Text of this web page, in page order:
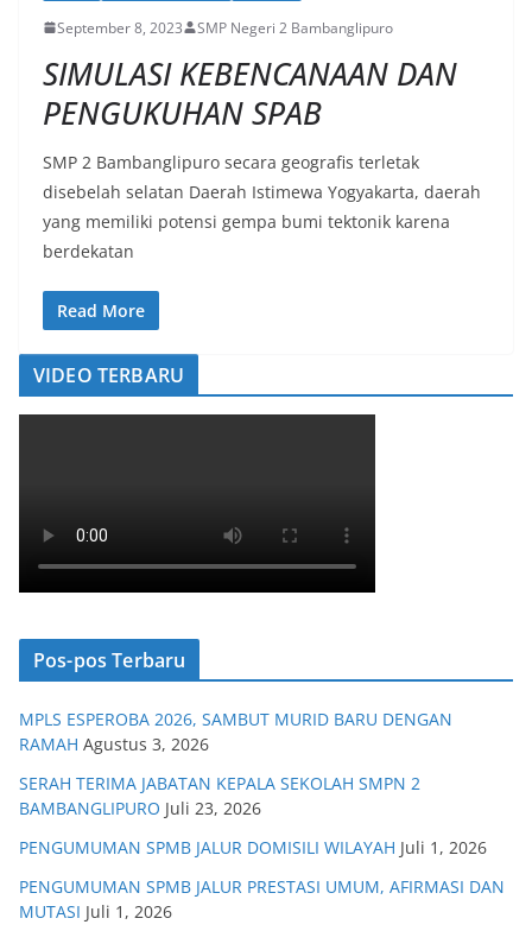
September 8, 2023 SMP Negeri 2 Bambanglipuro
SIMULASI KEBENCANAAN DAN
PENGUKUHAN SPAB
SMP 2 Bambanglipuro secara geografis terletak
disebelah selatan Daerah Istimewa Yogyakarta, daerah
yang memiliki potensi gempa bumi tektonik karena
berdekatan
Read More
VIDEO TERBARU
Pos-pos Terbaru
MPLS ESPEROBA 2026, SAMBUT MURID BARU DENGAN
RAMAH Agustus 3, 2026
SERAH TERIMA JABATAN KEPALA SEKOLAH SMPN 2
BAMBANGLIPURO Juli 23, 2026
PENGUMUMAN SPMB JALUR DOMISILI WILAYAH Juli 1, 2026
PENGUMUMAN SPMB JALUR PRESTASI UMUM, AFIRMASI DAN
MUTASI Juli 1, 2026